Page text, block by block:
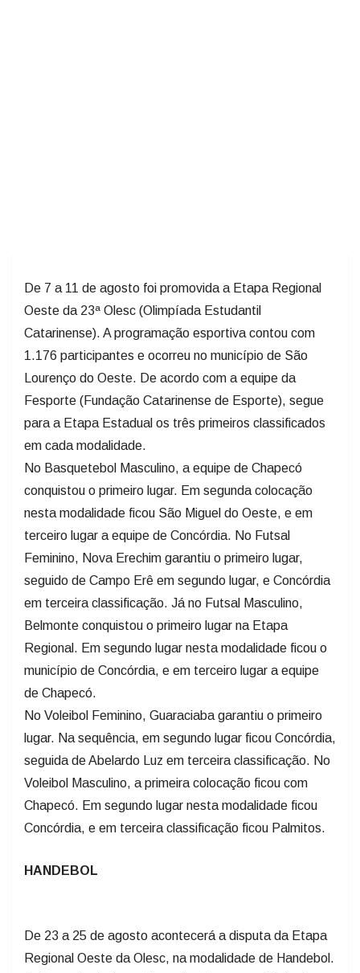
De 7 a 11 de agosto foi promovida a Etapa Regional
Oeste da 23ª Olesc (Olimpíada Estudantil
Catarinense). A programação esportiva contou com
1.176 participantes e ocorreu no município de São
Lourenço do Oeste. De acordo com a equipe da
Fesporte (Fundação Catarinense de Esporte), segue
para a Etapa Estadual os três primeiros classificados
em cada modalidade.
No Basquetebol Masculino, a equipe de Chapecó
conquistou o primeiro lugar. Em segunda colocação
nesta modalidade ficou São Miguel do Oeste, e em
terceiro lugar a equipe de Concórdia. No Futsal
Feminino, Nova Erechim garantiu o primeiro lugar,
seguido de Campo Erê em segundo lugar, e Concórdia
em terceira classificação. Já no Futsal Masculino,
Belmonte conquistou o primeiro lugar na Etapa
Regional. Em segundo lugar nesta modalidade ficou o
município de Concórdia, e em terceiro lugar a equipe
de Chapecó.
No Voleibol Feminino, Guaraciaba garantiu o primeiro
lugar. Na sequência, em segundo lugar ficou Concórdia,
seguida de Abelardo Luz em terceira classificação. No
Voleibol Masculino, a primeira colocação ficou com
Chapecó. Em segundo lugar nesta modalidade ficou
Concórdia, e em terceira classificação ficou Palmitos.
HANDEBOL
De 23 a 25 de agosto acontecerá a disputa da Etapa
Regional Oeste da Olesc, na modalidade de Handebol.